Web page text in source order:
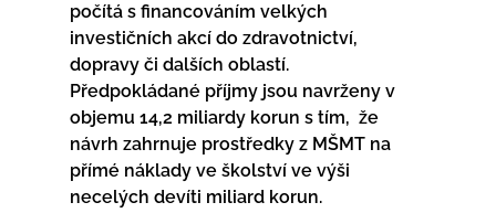
počítá s financováním velkých
investičních akcí do zdravotnictví,
dopravy či dalších oblastí.
Předpokládané příjmy jsou navrženy v
objemu 14,2 miliardy korun s tím,  že
návrh zahrnuje prostředky z MŠMT na
přímé náklady ve školství ve výši
necelých devíti miliard korun.